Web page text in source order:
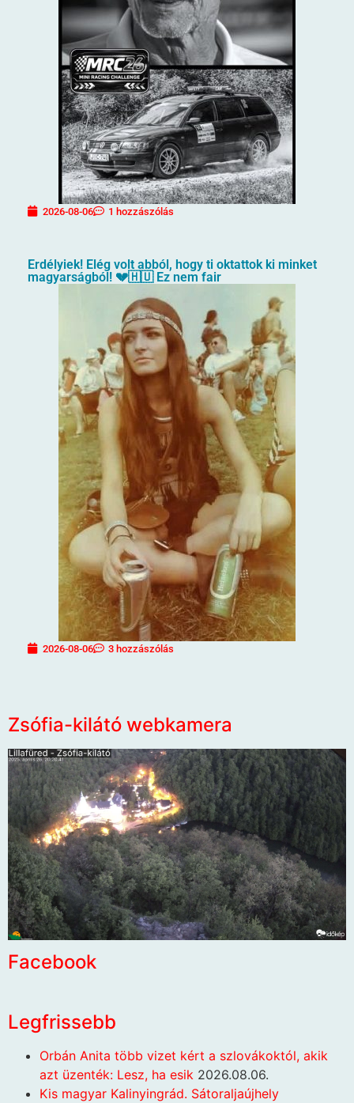
2026-08-06 1 hozzászólás
Erdélyiek! Elég volt abból, hogy ti oktattok ki minket
magyarságból! 💔🇭🇺 Ez nem fair
2026-08-06 3 hozzászólás
Zsófia-kilátó webkamera
Facebook
Legfrissebb
Orbán Anita több vizet kért a szlovákoktól, akik
azt üzenték: Lesz, ha esik 2026.08.06.
Kis magyar Kalinyingrád. Sátoraljaújhely